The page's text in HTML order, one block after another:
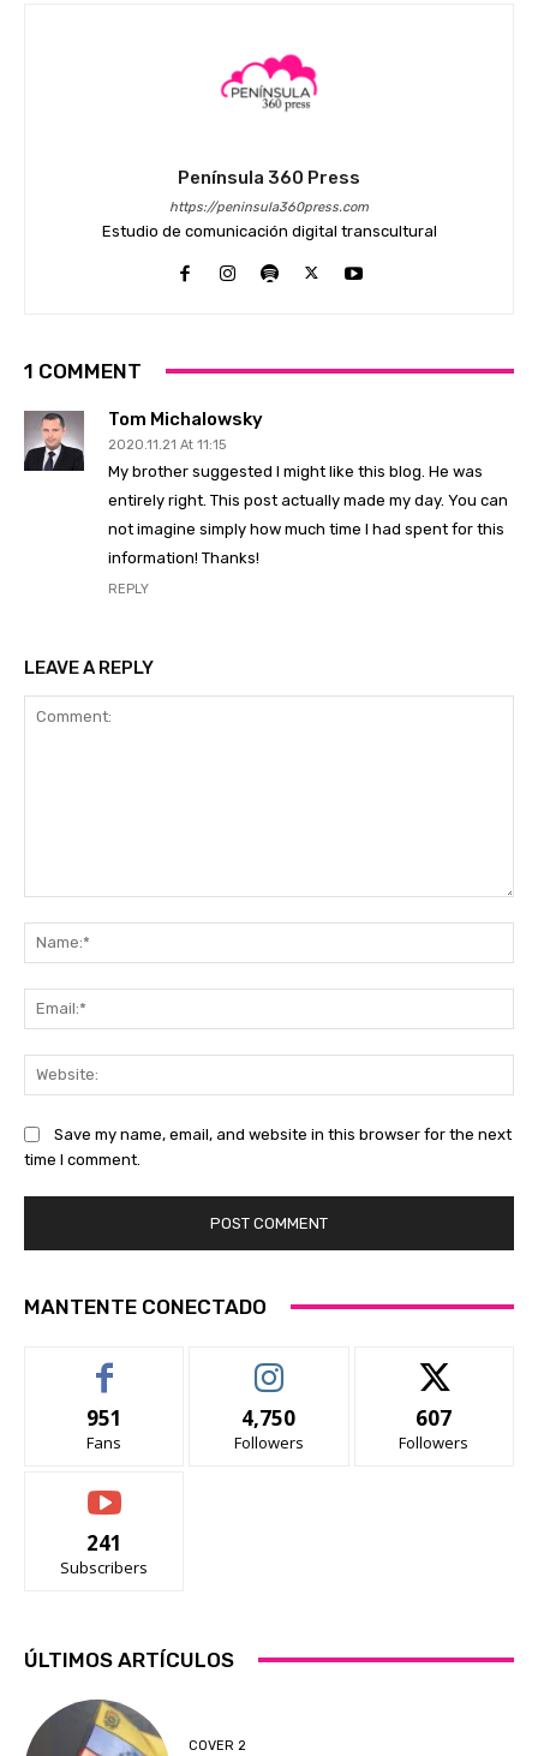
Península 360 Press
https://peninsula360press.com
Estudio de comunicación digital transcultural
1 COMMENT
Tom Michalowsky
2020.11.21 At 11:15
My brother suggested I might like this blog. He was
entirely right. This post actually made my day. You can
not imagine simply how much time I had spent for this
information! Thanks!
REPLY
LEAVE A REPLY
Save my name, email, and website in this browser for the next
time I comment.
MANTENTE CONECTADO
951
Fans
4,750
Followers
607
Followers
241
Subscribers
ÚLTIMOS ARTÍCULOS
COVER 2